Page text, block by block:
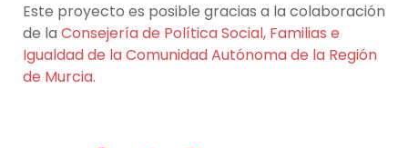
Este proyecto es posible gracias a la colaboración
de la Consejería de Política Social, Familias e
Igualdad de la Comunidad Autónoma de la Región
de Murcia.